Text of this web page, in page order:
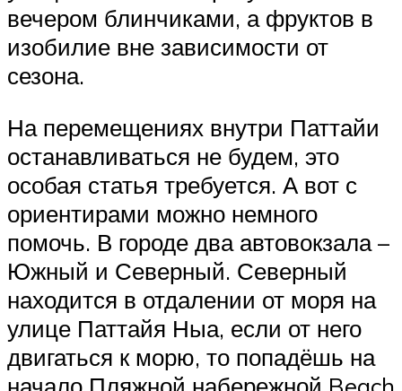
вечером блинчиками, а фруктов в
изобилие вне зависимости от
сезона.
На перемещениях внутри Паттайи
останавливаться не будем, это
особая статья требуется. А вот с
ориентирами можно немного
помочь. В городе два автовокзала –
Южный и Северный. Северный
находится в отдалении от моря на
улице Паттайя Ныа, если от него
двигаться к морю, то попадёшь на